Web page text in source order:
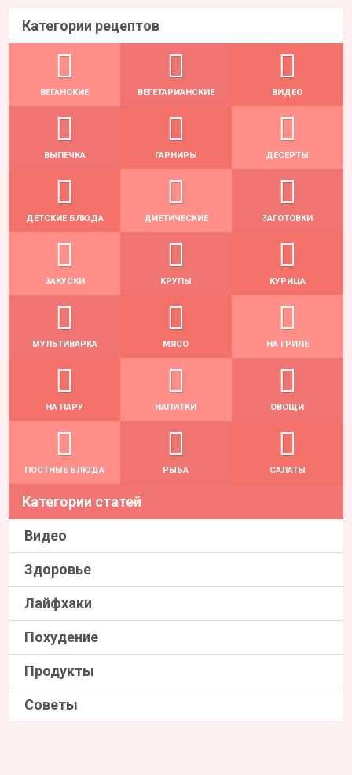
Категории рецептов
ВЕГАНСКИЕ ВЕГЕТАРИАНСКИЕ ВИДЕО
ВЫПЕЧКА ГАРНИРЫ ДЕСЕРТЫ
ДЕТСКИЕ БЛЮДА ДИЕТИЧЕСКИЕ ЗАГОТОВКИ
ЗАКУСКИ КРУПЫ КУРИЦА
МУЛЬТИВАРКА МЯСО НА ГРИЛЕ
НА ПАРУ НАПИТКИ ОВОЩИ
ПОСТНЫЕ БЛЮДА РЫБА САЛАТЫ
Категории статей
Видео
Здоровье
Лайфхаки
Похудение
Продукты
Советы